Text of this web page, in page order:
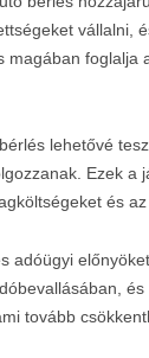
vállalni,
magában
lehetővé
Ezek a
és
adóügyi
tovább